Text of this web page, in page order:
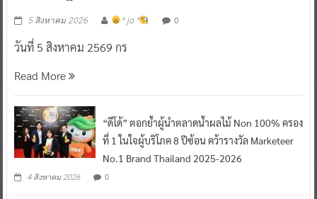
5 สิงหาคม 2026 ^ jo ^ 0
วันที่ 5 สิงหาคม 2569 กร
Read More
“ดีโด้” ตอกย้ำผู้นำตลาดน้ำผลไม้ Non 100% ครอง
ที่ 1 ในใจผู้บริโภค 8 ปีซ้อน คว้ารางวัล Marketeer
No.1 Brand Thailand 2025-2026
4 สิงหาคม 2026 0